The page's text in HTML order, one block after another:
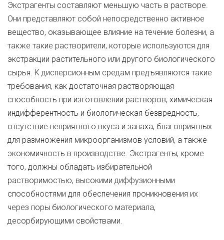
Экстрагенты составляют меньшую часть в растворе.
Они представляют собой непосредственно активное
вещество, оказывающее влияние на течение болезни, а
также такие растворители, которые используются для
экстракции растительного или другого биологического
сырья. К дисперсионным средам предъявляются такие
требования, как достаточная растворяющая
способность при изготовлении растворов, химическая
индифферентность и биологическая безвредность,
отсутствие неприятного вкуса и запаха, благоприятных
для размножения микроорганизмов условий, а также
экономичность в производстве. Экстрагенты, кроме
того, должны обладать избирательной
растворимостью, высокими диффузионными
способностями для обеспечения проникновения их
через поры биологического материала,
десорбирующими свойствами.